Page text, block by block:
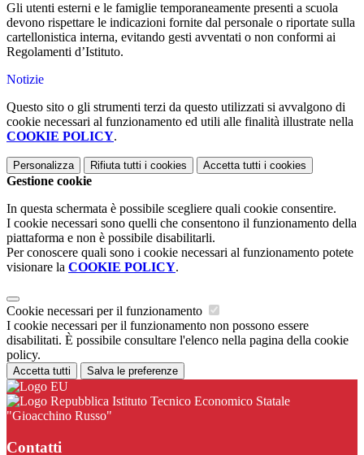
Gli utenti esterni e le famiglie temporaneamente presenti a scuola
devono rispettare le indicazioni fornite dal personale o riportate sulla
cartellonistica interna, evitando gesti avventati o non conformi ai
Regolamenti d’Istituto.
Notizie
Questo sito o gli strumenti terzi da questo utilizzati si avvalgono di
cookie necessari al funzionamento ed utili alle finalità illustrate nella
COOKIE POLICY.
Personalizza Rifiuta tutti i cookies Accetta tutti i cookies
Gestione cookie
In questa schermata è possibile scegliere quali cookie consentire.
I cookie necessari sono quelli che consentono il funzionamento della
piattaforma e non è possibile disabilitarli.
Per conoscere quali sono i cookie necessari al funzionamento potete
visionare la COOKIE POLICY.
Cookie necessari per il funzionamento
I cookie necessari per il funzionamento non possono essere
disabilitati. È possibile consultare l'elenco nella pagina della cookie
policy.
Accetta tutti Salva le preferenze
Istituto Tecnico Economico Statale
"Gioacchino Russo"
Contatti